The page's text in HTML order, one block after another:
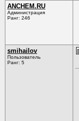
ANCHEM.RU
Администрация
Ранг: 246
smihailov
Пользователь
Ранг: 5